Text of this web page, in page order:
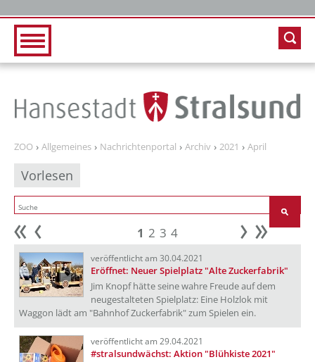
ZOO Allgemeines Nachrichtenportal Archiv 2021 April
Vorlesen
Anfang 1 2 3 4 weiter
veröffentlicht am 30.04.2021
Eröffnet: Neuer Spielplatz "Alte Zuckerfabrik"
Jim Knopf hätte seine wahre Freude auf dem
neugestalteten Spielplatz: Eine Holzlok mit
Waggon lädt am "Bahnhof Zuckerfabrik" zum Spielen ein.
veröffentlicht am 29.04.2021
#stralsundwächst: Aktion "Blühkiste 2021"